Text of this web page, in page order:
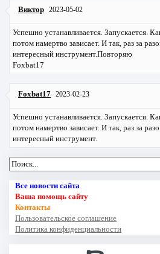
Виктор 2023-05-02
Успешно устанавливается. Запускается.
потом намертво зависает. И так, раз за
интересный инструмент.Повторяю
Foxbat17
Foxbat17 2023-02-23
Успешно устанавливается. Запускается.
потом намертво зависает. И так, раз за
интересный инструмент.
Все новости сайта
Ваша помощь сайту
Контакты
Пользовательское соглашение
Политика конфиденциальности